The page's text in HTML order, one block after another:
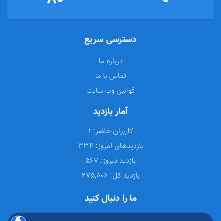
دسترسی سریع
درباره ما
تماس با ما
قوانین وب سایت
آمار بازدید
کاربران حاضر:
بازدیدهای امروز:
بازدید دیروز:
بازدید کل:
ما را دنبال کنید